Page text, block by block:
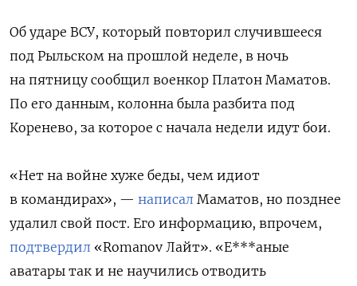
Об ударе ВСУ, который повторил случившееся
под Рыльском на прошлой неделе, в ночь
на пятницу сообщил военкор Платон Маматов.
По его данным, колонна была разбита под
Коренево, за которое с начала недели идут бои.
«Нет на войне хуже беды, чем идиот
в командирах», — написал Маматов, но позднее
удалил свой пост. Его информацию, впрочем,
подтвердил «Romanov Лайт». «Е***аные
аватары так и не научились отводить